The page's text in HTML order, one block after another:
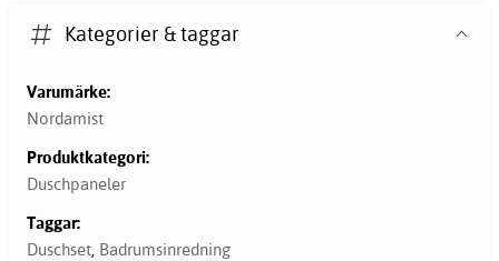
Kategorier & taggar
Varumärke:
Nordamist
Produktkategori:
Duschpaneler
Taggar:
Duschset, Badrumsinredning